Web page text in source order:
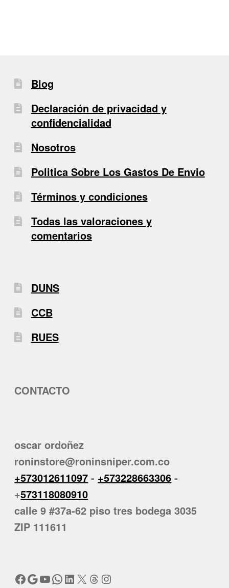
Blog
Declaración de privacidad y
confidencialidad
Nosotros
Politica Sobre Los Gastos De Envio
Términos y condiciones
Todas las valoraciones y
comentarios
DUNS
CCB
RUES
CONTACTO
oscar ordoñez
roninstore@roninsniper.com.co
+573012611097 - +573228663306 -
+573118080910
calle 9 #37a-62 piso tres bodega 3035
ZIP 111611
Facebook
Google
YouTube
WhatsApp
LinkedIn
X Threads
Instagram